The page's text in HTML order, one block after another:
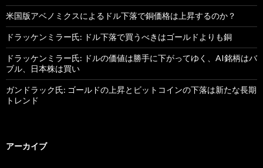
米国版アベノミクスによるドル下落で銅価格は上昇するのか？
ドラッケンミラー氏: ドル下落で買うべきはゴールドよりも銅
ドラッケンミラー氏: ドルの価値は勝手に下がってゆく、AI銘柄はバ
ブル、日本株は買い
ガンドラック氏: ゴールドの上昇とビットコインの下落は新たな長期
トレンド
アーカイブ